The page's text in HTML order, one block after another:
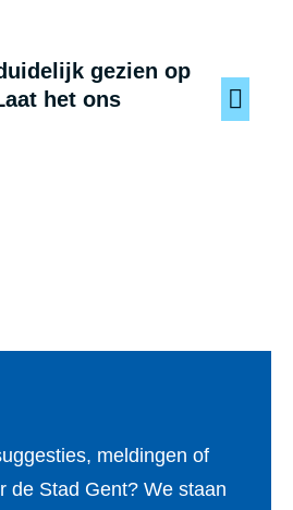
gezien op
het ons
meldingen of
de Stad Gent? We staan